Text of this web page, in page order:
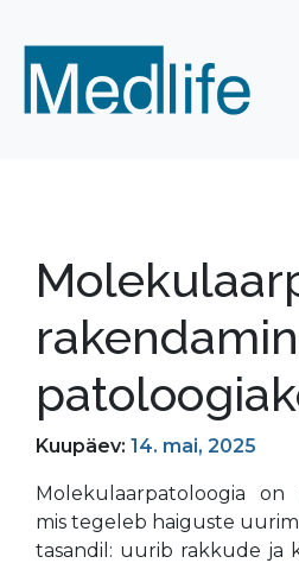
Kuupäev: 14. mai, 2025
Molekulaarpatoloogia on
mis tegeleb haiguste
tasandil: uurib rakkude ja